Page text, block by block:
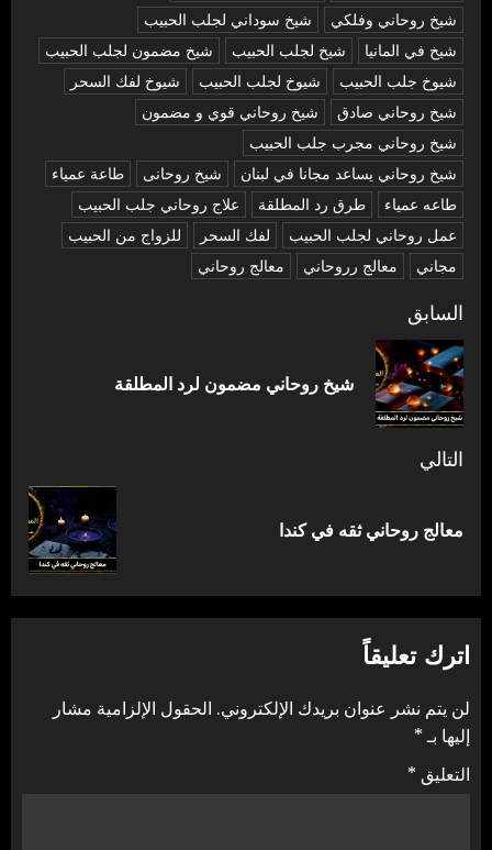
شيخ روحاني وفلكي
شيخ سوداني لجلب الحبيب
شيخ في المانيا
شيخ لجلب الحبيب
شيخ مضمون لجلب الحبيب
شيوخ جلب الحبيب
شيوخ لجلب الحبيب
شيوخ لفك السحر
شیخ روحاني صادق
شیخ روحاني قوي و مضمون
شیخ روحاني مجرب جلب الحبيب
شیخ روحاني يساعد مجانا في لبنان
شیخ روحانی
طاعة عمياء
طاعه عمياء
طرق رد المطلقة
علاج روحاني جلب الحبيب
عمل روحاني لجلب الحبيب
لفك السحر
للزواج من الحبيب
مجاني
معالج رروحاني معالج روحاني
تصفّح
المقالات
السابق
شيخ روحاني مضمون لرد المطلقة
التالي
المقالة
معالج روحاني ثقه في كندا
اترك تعليقاً
لن يتم نشر عنوان بريدك الإلكتروني. الحقول الإلزامية مشار
إليها بـ*
التعليق *